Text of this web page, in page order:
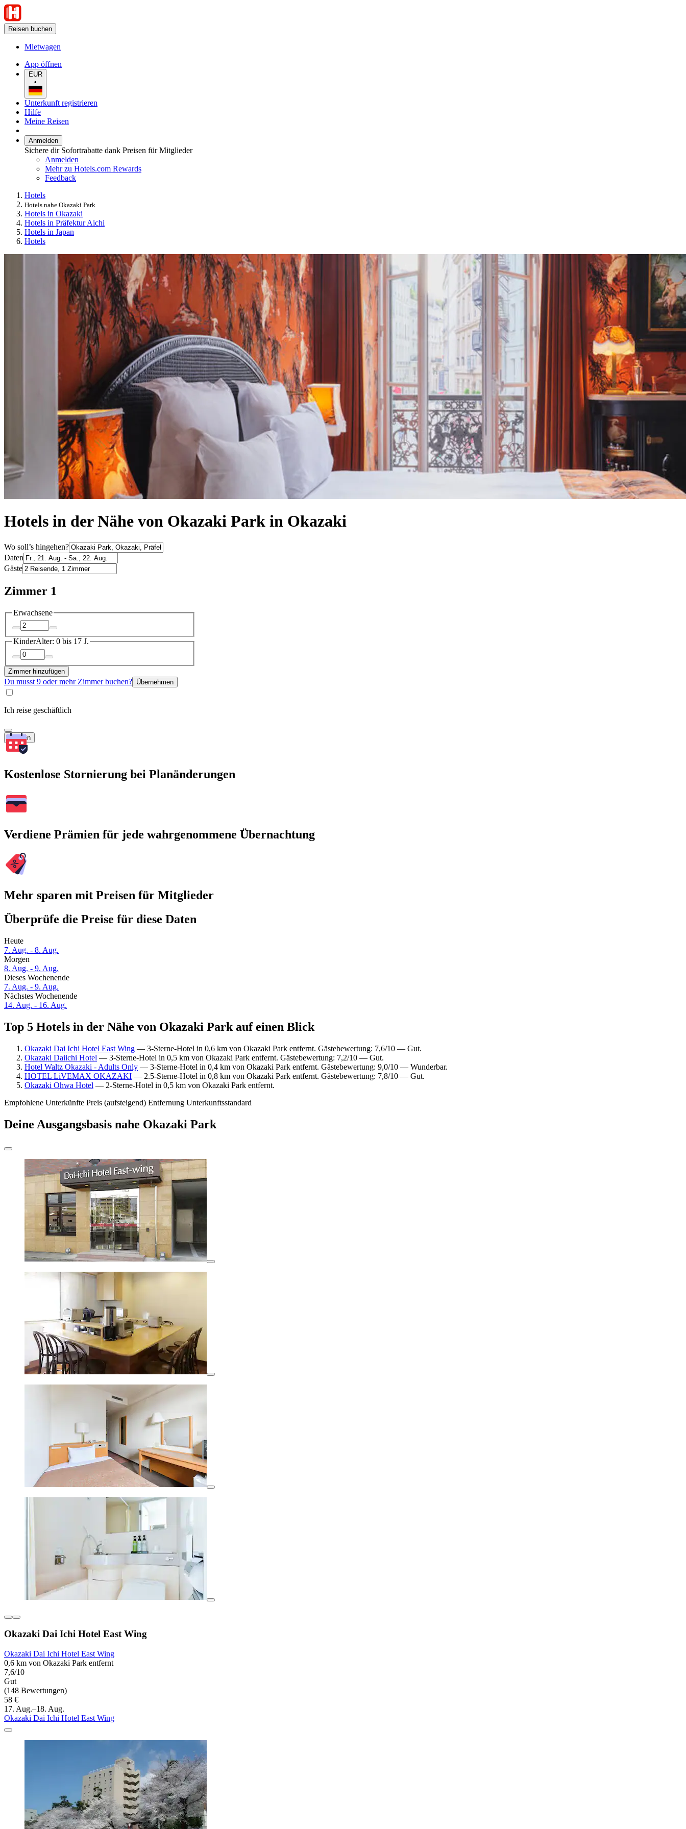
Reisen buchen
Mietwagen
App öffnen
EUR
•
Unterkunft registrieren
Hilfe
Meine Reisen
Anmelden
Sichere dir Sofortrabatte dank Preisen für Mitglieder
Anmelden
Mehr zu Hotels.com Rewards
Feedback
Hotels
Hotels nahe Okazaki Park
Hotels in Okazaki
Hotels in Präfektur Aichi
Hotels in Japan
Hotels
Hotels in der Nähe von Okazaki Park in Okazaki
Wo soll’s hingehen?
Daten
Gäste
Zimmer 1
Erwachsene
KinderAlter: 0 bis 17 J.
Zimmer hinzufügen
Du musst 9 oder mehr Zimmer buchen? Übernehmen
Ich reise geschäftlich
Suchen
Kostenlose Stornierung bei Planänderungen
Verdiene Prämien für jede wahrgenommene Übernachtung
Mehr sparen mit Preisen für Mitglieder
Überprüfe die Preise für diese Daten
Heute
7. Aug. - 8. Aug.
Morgen
8. Aug. - 9. Aug.
Dieses Wochenende
7. Aug. - 9. Aug.
Nächstes Wochenende
14. Aug. - 16. Aug.
Top 5 Hotels in der Nähe von Okazaki Park auf einen Blick
Okazaki Dai Ichi Hotel East Wing — 3-Sterne-Hotel in 0,6 km von Okazaki Park entfernt. Gästebewertung: 7,6/10 — Gut.
Okazaki Daiichi Hotel — 3-Sterne-Hotel in 0,5 km von Okazaki Park entfernt. Gästebewertung: 7,2/10 — Gut.
Hotel Waltz Okazaki - Adults Only — 3-Sterne-Hotel in 0,4 km von Okazaki Park entfernt. Gästebewertung: 9,0/10 — Wunderbar.
HOTEL LiVEMAX OKAZAKI — 2.5-Sterne-Hotel in 0,8 km von Okazaki Park entfernt. Gästebewertung: 7,8/10 — Gut.
Okazaki Ohwa Hotel — 2-Sterne-Hotel in 0,5 km von Okazaki Park entfernt.
Empfohlene Unterkünfte Preis (aufsteigend) Entfernung Unterkunftsstandard
Deine Ausgangsbasis nahe Okazaki Park
Okazaki Dai Ichi Hotel East Wing
Okazaki Dai Ichi Hotel East Wing
0,6 km von Okazaki Park entfernt
7,6/10
Gut
(148 Bewertungen)
58 €
17. Aug.–18. Aug.
Okazaki Dai Ichi Hotel East Wing